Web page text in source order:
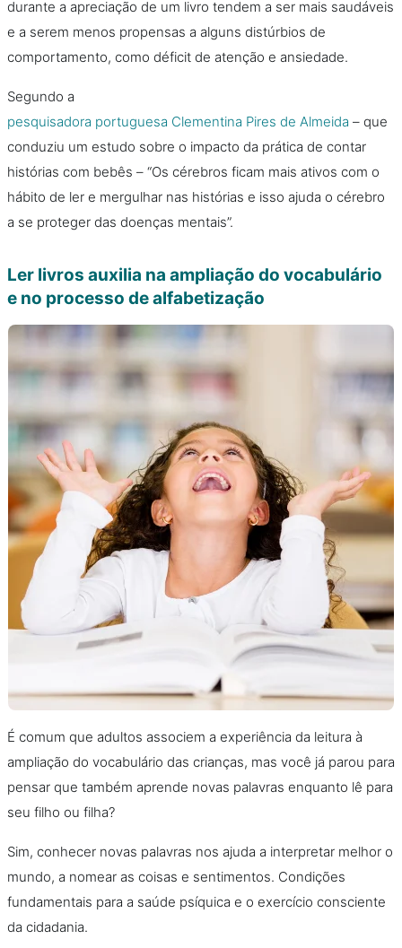
durante a apreciação de um livro tendem a ser mais saudáveis
e a serem menos propensas a alguns distúrbios de
comportamento, como déficit de atenção e ansiedade.
Segundo a
pesquisadora portuguesa Clementina Pires de Almeida – que
conduziu um estudo sobre o impacto da prática de contar
histórias com bebês – “Os cérebros ficam mais ativos com o
hábito de ler e mergulhar nas histórias e isso ajuda o cérebro
a se proteger das doenças mentais”.
Ler livros auxilia na ampliação do vocabulário
e no processo de alfabetização
É comum que adultos associem a experiência da leitura à
ampliação do vocabulário das crianças, mas você já parou para
pensar que também aprende novas palavras enquanto lê para
seu filho ou filha?
Sim, conhecer novas palavras nos ajuda a interpretar melhor o
mundo, a nomear as coisas e sentimentos. Condições
fundamentais para a saúde psíquica e o exercício consciente
da cidadania.